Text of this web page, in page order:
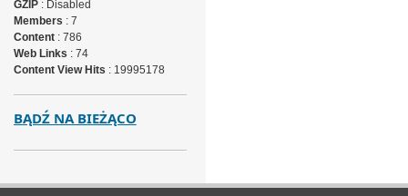
GZIP: Disabled
Members : 7
Content: 786
Web Links : 74
Content View Hits : 19995178
BĄDŹ NA BIEŻĄCO